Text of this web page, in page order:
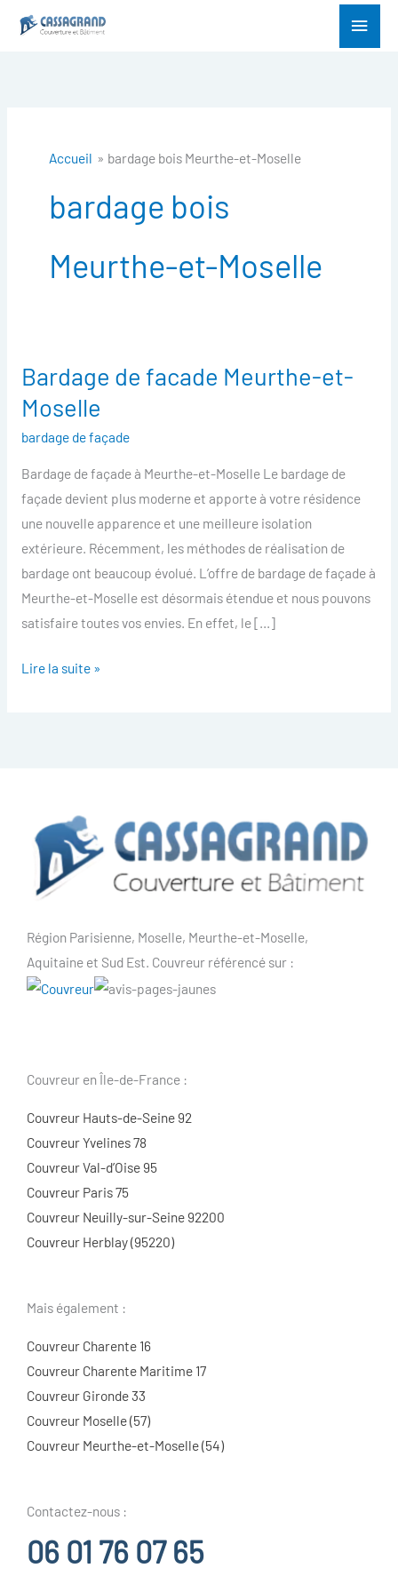
Menu
Accueil bardage bois Meurthe-et-Moselle
bardage bois
Meurthe-et-Moselle
Bardage de facade Meurthe-et-
Moselle
bardage de façade
Bardage de façade à Meurthe-et-Moselle Le bardage de
façade devient plus moderne et apporte à votre résidence
une nouvelle apparence et une meilleure isolation
extérieure. Récemment, les méthodes de réalisation de
bardage ont beaucoup évolué. L’offre de bardage de façade à
Meurthe-et-Moselle est désormais étendue et nous pouvons
satisfaire toutes vos envies. En effet, le […]
Bardage
de
facade
Meurthe-
et-
Moselle
Lire la suite »
Région Parisienne, Moselle, Meurthe-et-Moselle,
Aquitaine et Sud Est. Couvreur référencé sur :
Couvreur en Île-de-France :
Couvreur Hauts-de-Seine 92
Couvreur Yvelines 78
Couvreur Val-d’Oise 95
Couvreur Paris 75
Couvreur Neuilly-sur-Seine 92200
Couvreur Herblay (95220)
Mais également :
Couvreur Charente 16
Couvreur Charente Maritime 17
Couvreur Gironde 33
Couvreur Moselle (57)
Couvreur Meurthe-et-Moselle (54)
Contactez-nous :
06 01 76 07 65